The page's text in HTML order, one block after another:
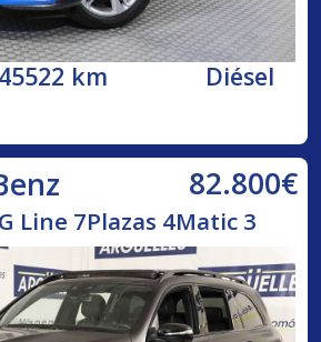
45522 km Diésel
82.800€
Line 7Plazas 4Matic 3